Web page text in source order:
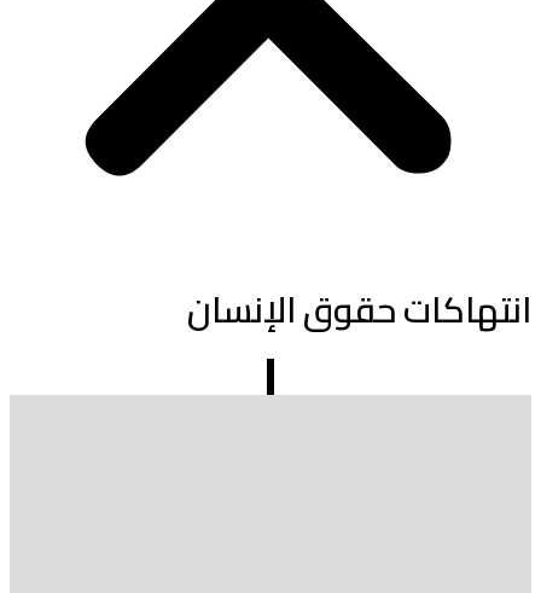
انتهاكات حقوق الإنسان